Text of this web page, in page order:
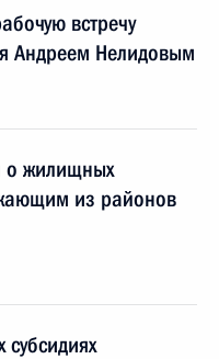
встречу
Андреем Нелидовым
о жилищных
из районов